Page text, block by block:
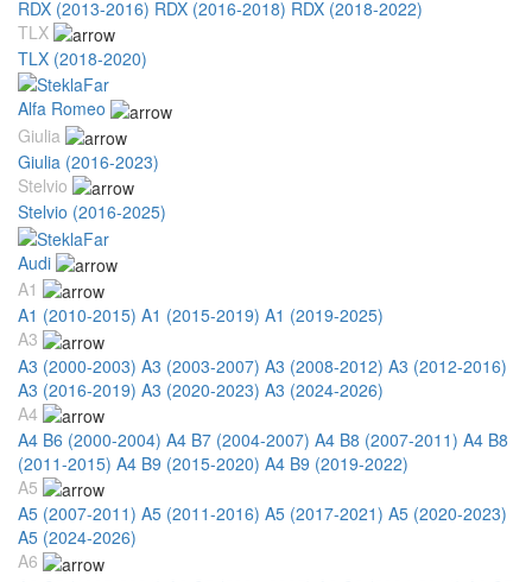
RDX (2013-2016) RDX (2016-2018) RDX (2018-2022)
TLX
TLX (2018-2020)
Alfa Romeo
Giulia
Giulia (2016-2023)
Stelvio
Stelvio (2016-2025)
Audi
A1
A1 (2010-2015) A1 (2015-2019) A1 (2019-2025)
A3
A3 (2000-2003) A3 (2003-2007) A3 (2008-2012) A3 (2012-2016)
A3 (2016-2019) A3 (2020-2023) A3 (2024-2026)
A4
A4 B6 (2000-2004) A4 B7 (2004-2007) A4 B8 (2007-2011) A4 B8
(2011-2015) A4 B9 (2015-2020) A4 B9 (2019-2022)
A5
A5 (2007-2011) A5 (2011-2016) A5 (2017-2021) A5 (2020-2023)
A5 (2024-2026)
A6